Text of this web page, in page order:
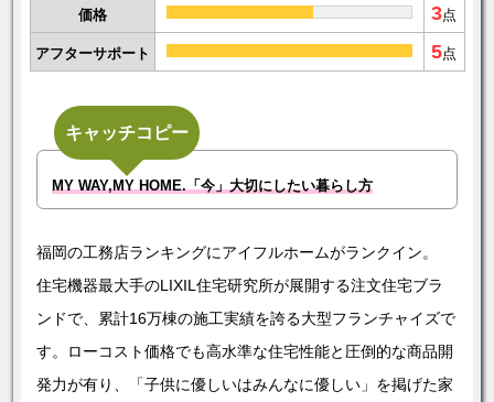
価格 3点
アフターサポート 5点
キャッチコピー
MY WAY,MY HOME.「今」大切にしたい暮らし方
福岡の工務店ランキングにアイフルホームがランクイン。
住宅機器最大手のLIXIL住宅研究所が展開する注文住宅ブラ
ンドで、累計16万棟の施工実績を誇る大型フランチャイズで
す。ローコスト価格でも高水準な住宅性能と圧倒的な商品開
発力が有り、「子供に優しいはみんなに優しい」を掲げた家